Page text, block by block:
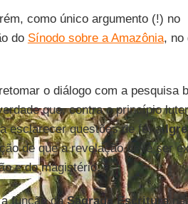
como único argumento (!) no
do Sínodo sobre a Amazônia, no
o diálogo com a pesquisa
que, contra o princípio
esclarecer questões de fé, a
de que a revelação deve ser
e do magistério.
função daSagrada Escritura